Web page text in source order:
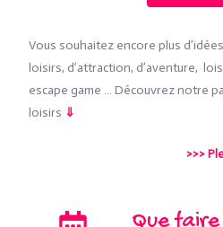
Vous souhaitez encore plus
loisirs, d’attraction, d’aventure,
escape game … Découvrez notre
loisirs ⇓
>>>
Que